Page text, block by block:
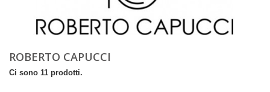
ROBERTO CAPUCCI
Ci sono 11 prodotti.